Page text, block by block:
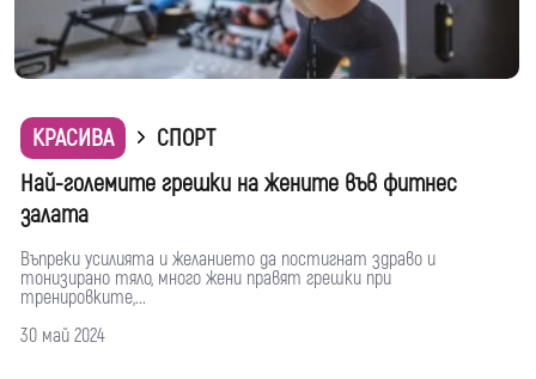
КРАСИВА
СПОРТ
Най-големите грешки на жените във фитнес
залата
Въпреки усилията и желанието да постигнат здраво и
тонизирано тяло, много жени правят грешки при
тренировките,...
30 май 2024